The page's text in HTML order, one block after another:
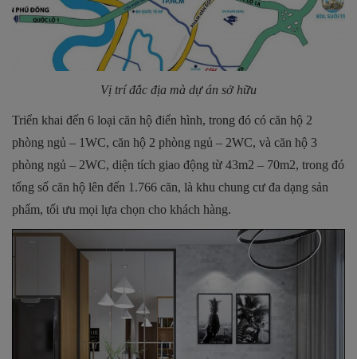
Vị trí đắc địa mà dự án sở hữu
Triển khai đến 6 loại căn hộ điển hình, trong đó có căn hộ 2
phòng ngủ – 1WC, căn hộ 2 phòng ngủ – 2WC, và căn hộ 3
phòng ngủ – 2WC, diện tích giao động từ 43m2 – 70m2, trong đó
tổng số căn hộ lên đến 1.766 căn, là khu chung cư đa dạng sản
phẩm, tối ưu mọi lựa chọn cho khách hàng.